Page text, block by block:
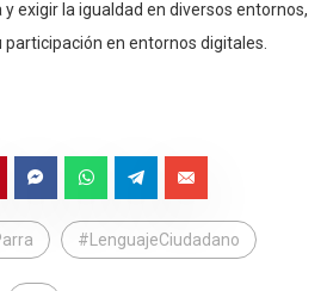
exigir la igualdad en diversos entornos,
participación en entornos digitales.
#LenguajeCiudadano